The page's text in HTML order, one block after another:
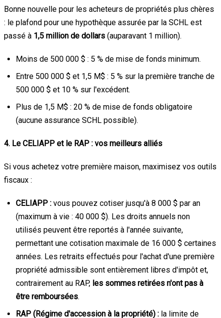
Bonne nouvelle pour les acheteurs de propriétés plus chères
: le plafond pour une hypothèque assurée par la SCHL est
passé à 1,5 million de dollars (auparavant 1 million).
Moins de 500 000 $ : 5 % de mise de fonds minimum.
Entre 500 000 $ et 1,5 M$ : 5 % sur la première tranche de
500 000 $ et 10 % sur l'excédent.
Plus de 1,5 M$ : 20 % de mise de fonds obligatoire
(aucune assurance SCHL possible).
4. Le CELIAPP et le RAP : vos meilleurs alliés
Si vous achetez votre première maison, maximisez vos outils
fiscaux :
CELIAPP : vous pouvez cotiser jusqu'à 8 000 $ par an
(maximum à vie : 40 000 $). Les droits annuels non
utilisés peuvent être reportés à l'année suivante,
permettant une cotisation maximale de 16 000 $ certaines
années. Les retraits effectués pour l'achat d'une première
propriété admissible sont entièrement libres d'impôt et,
contrairement au RAP, les sommes retirées n'ont pas à
être remboursées.
RAP (Régime d'accession à la propriété) : la limite de